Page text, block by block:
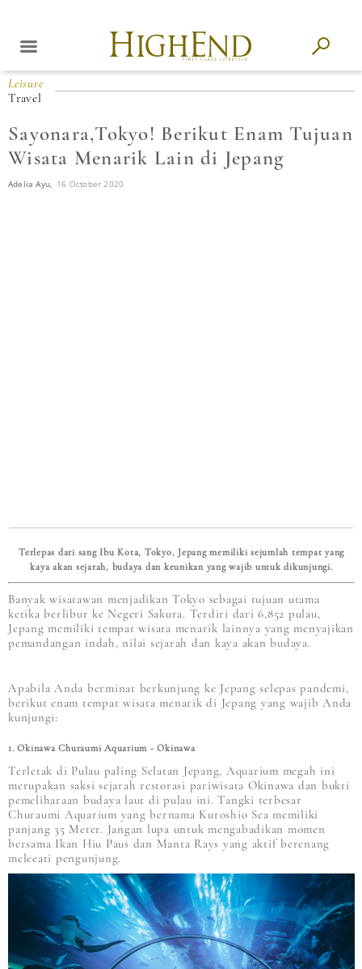
Leisure
Travel
Sayonara,Tokyo! Berikut Enam Tujuan
Wisata Menarik Lain di Jepang
Adelia Ayu, 16 October 2020
Terlepas dari sang Ibu Kota, Tokyo, Jepang memiliki sejumlah tempat yang
kaya akan sejarah, budaya dan keunikan yang wajib untuk dikunjungi.
Banyak wisatawan menjadikan Tokyo sebagai tujuan utama
ketika berlibur ke Negeri Sakura. Terdiri dari 6,852 pulau,
Jepang memiliki tempat wisata menarik lainnya yang menyajikan
pemandangan indah, nilai sejarah dan kaya akan budaya.
Apabila Anda berminat berkunjung ke Jepang selepas pandemi,
berikut enam tempat wisata menarik di Jepang yang wajib Anda
kunjungi:
1. Okinawa Churaumi Aquarium - Okinawa
Terletak di Pulau paling Selatan Jepang, Aquarium megah ini
merupakan saksi sejarah restorasi pariwisata Okinawa dan bukti
pemeliharaan budaya laut di pulau ini. Tangki terbesar
Churaumi Aquarium yang bernama Kuroshio Sea memiliki
panjang 35 Meter. Jangan lupa untuk mengabadikan momen
bersama Ikan Hiu Paus dan Manta Rays yang aktif berenang
meleeati pengunjung.